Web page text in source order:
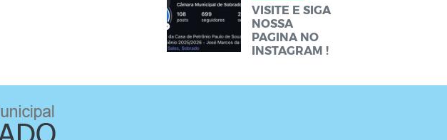
VISITE E SIGA
NOSSA
PAGINA NO
INSTAGRAM !